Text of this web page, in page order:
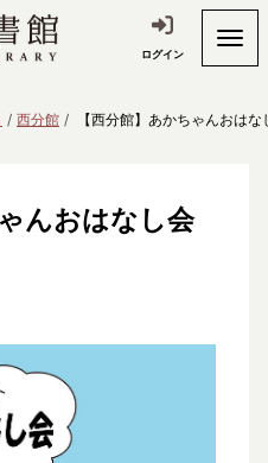
ログイン
西分館 【西分館】あかちゃんおはな
んおはなし会